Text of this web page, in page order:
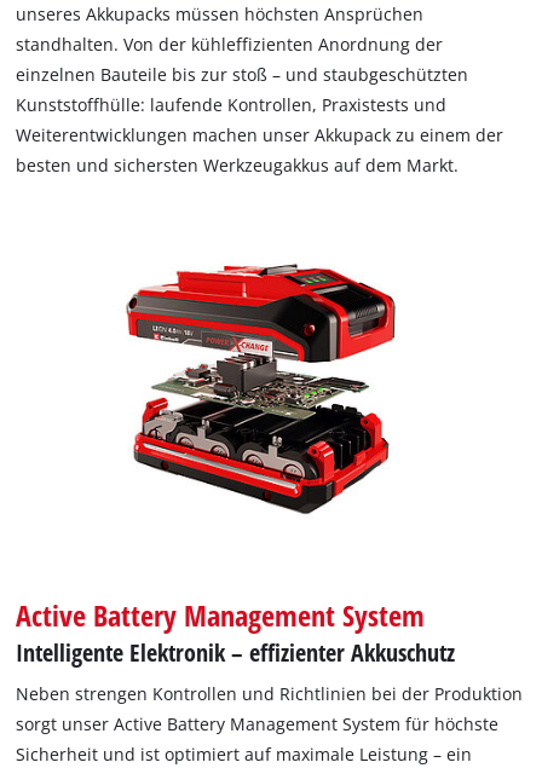
unseres Akkupacks müssen höchsten Ansprüchen
standhalten. Von der kühleffizienten Anordnung der
einzelnen Bauteile bis zur stoß – und staubgeschützten
Kunststoffhülle: laufende Kontrollen, Praxistests und
Weiterentwicklungen machen unser Akkupack zu einem der
besten und sichersten Werkzeugakkus auf dem Markt.
Active Battery Management System
Intelligente Elektronik – effizienter Akkuschutz
Neben strengen Kontrollen und Richtlinien bei der Produktion
sorgt unser Active Battery Management System für höchste
Sicherheit und ist optimiert auf maximale Leistung – ein